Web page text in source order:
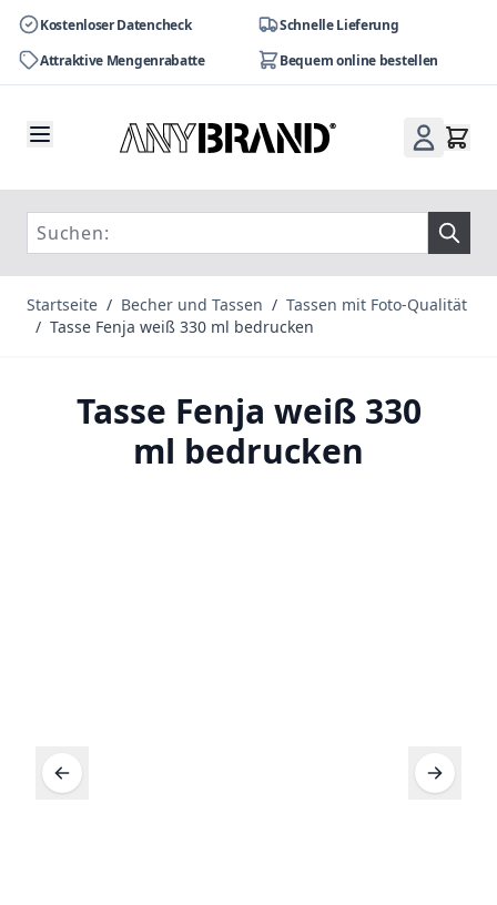
Kostenloser Datencheck
Schnelle Lieferung
Attraktive Mengenrabatte
Bequem online bestellen
Startseite / Becher und Tassen / Tassen mit Foto-Qualität
/ Tasse Fenja weiß 330 ml bedrucken
Tasse Fenja weiß 330
ml bedrucken